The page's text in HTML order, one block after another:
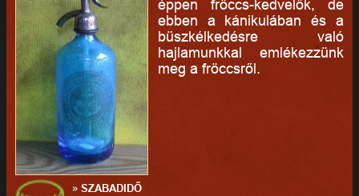
éppen fröccs-kedvelők, de
ebben a kánikulában és a
büszkélkedésre való
hajlamunkkal emlékezzünk
meg a fröccsről.
»SZABADIDŐ